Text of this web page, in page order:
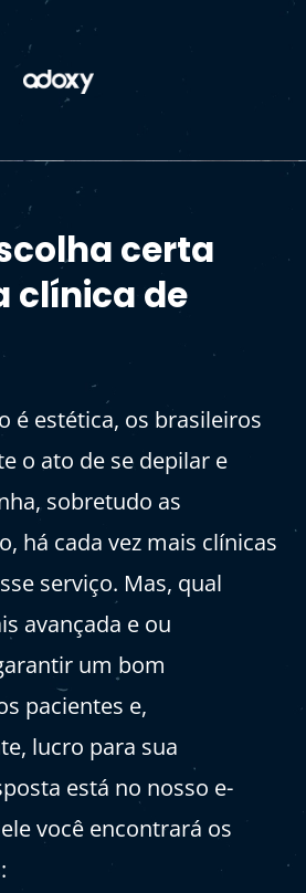
certa
clínica de
é estética, os brasileiros
o ato de se depilar e
sobretudo as
há cada vez mais clínicas
serviço. Mas, qual
avançada e ou
um bom
pacientes e,
lucro para sua
está no nosso e-
você encontrará os